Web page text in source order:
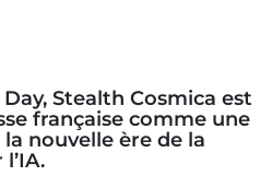
Stealth Cosmica est
française comme une
nouvelle ère de la